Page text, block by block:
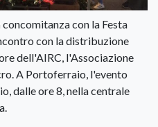
con la Festa
con la distribuzione
dell'AIRC, l'Associazione
A Portoferraio, l'evento
dalle ore 8, nella centrale